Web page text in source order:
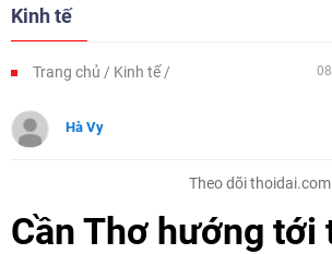
Kinh tế
Trang chủ Kinh tế
Hà Vy
Theo dõi
Cần Thơ hướng tới